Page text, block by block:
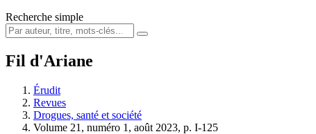
Recherche simple
Fil d'Ariane
Érudit
Revues
Drogues, santé et société
Volume 21, numéro 1, août 2023, p. I-125